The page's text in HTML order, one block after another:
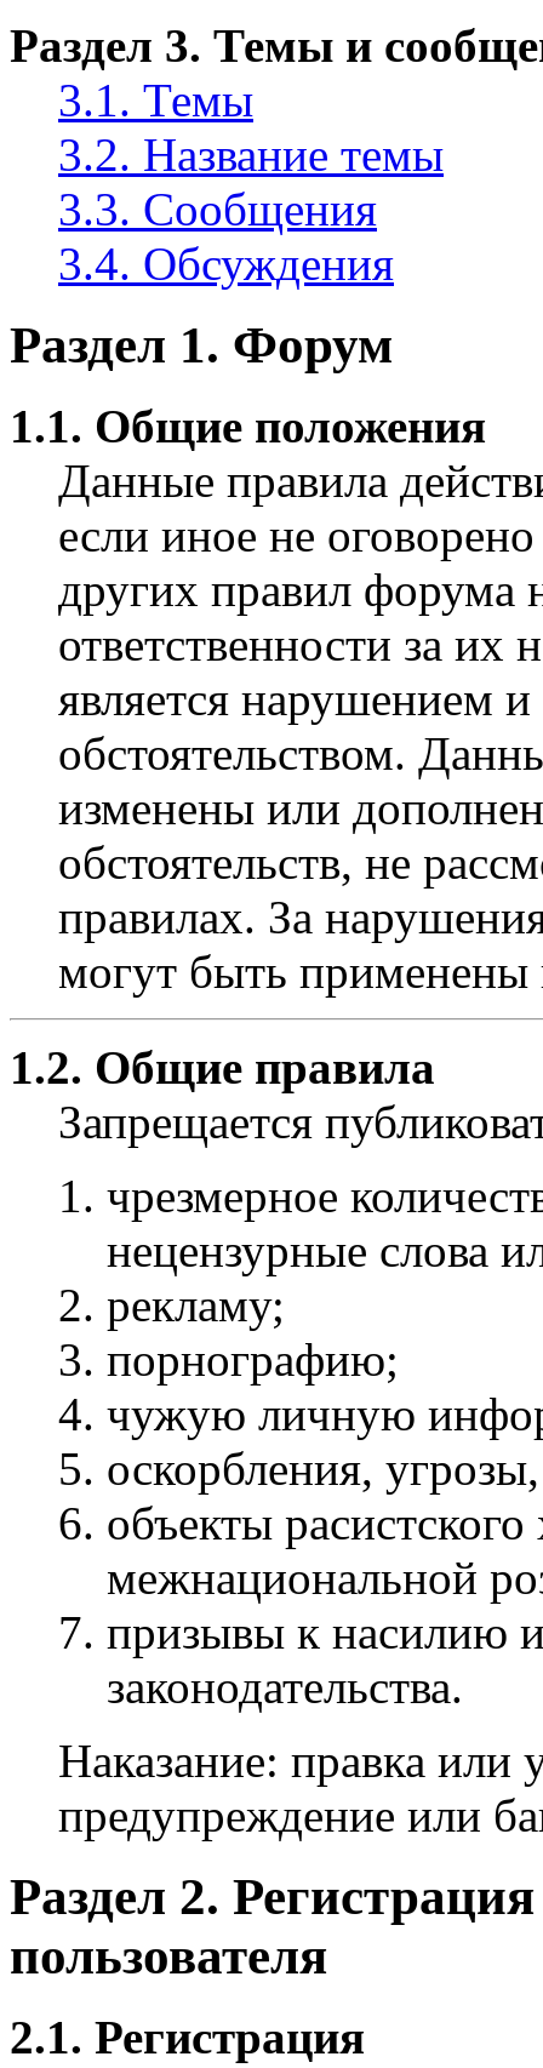
Раздел 3. Темы и
3.1. Темы
3.2. Название темы
3.3. Сообщения
3.4. Обсуждения
Раздел 1. Форум
1.1. Общие положения
Данные правила
если иное не
других правил форума
ответственности за
является нарушением
обстоятельством.
изменены или
обстоятельств, не
правилах. За
могут быть
1.2. Общие правила
Запрещается
чрезмерное
нецензурные слова
рекламу;
порнографию;
чужую личную
оскорбления,
объекты
межнациональной
призывы к насилию
законодательства.
Наказание: правка или
предупреждение или
Раздел 2.
пользователя
2.1. Регистрация